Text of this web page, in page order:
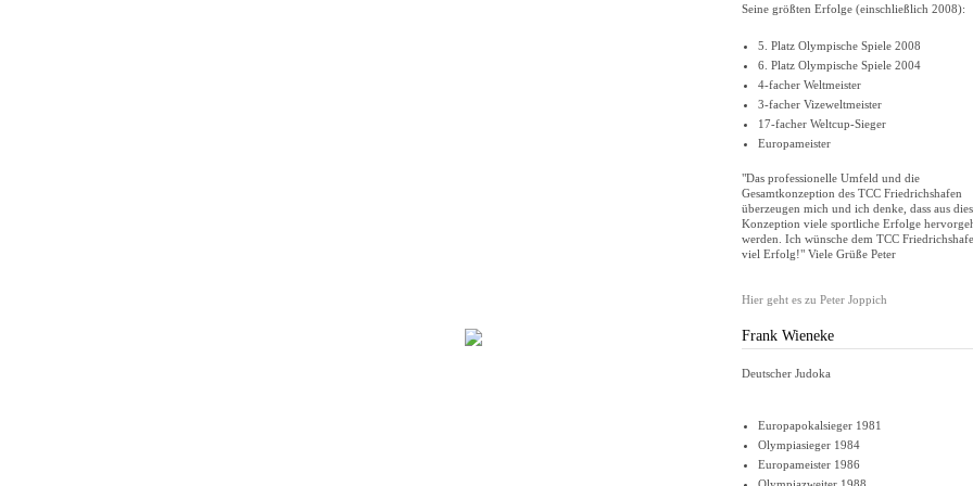
Seine größten Erfolge (einschließlich 2008):
5. Platz Olympische Spiele 2008
6. Platz Olympische Spiele 2004
4-facher Weltmeister
3-facher Vizeweltmeister
17-facher Weltcup-Sieger
Europameister
"Das professionelle Umfeld und die
Gesamtkonzeption des TCC Friedrichshafen
überzeugen mich und ich denke, dass aus
Konzeption viele sportliche Erfolge
werden. Ich wünsche dem TCC
viel Erfolg!" Viele Grüße Peter
Hier geht es zu Peter Joppich
Frank Wieneke
Deutscher Judoka
Europapokalsieger 1981
Olympiasieger 1984
Europameister 1986